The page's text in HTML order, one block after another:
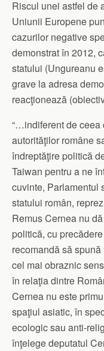
Riscul unei astfel de
Uniunii Europene
cazurilor negative
demonstrat în 2012,
statului (Ungureanu
grave la adresa
reacţionează
“…indiferent de ceea
autorităţilor române
îndreptăţire politică
Taiwan pentru a ne
cuvinte, Parlamentul
statului român,
Remus Cernea nu
politică, cu
recomandă să spună
cel mai obraznic
în relaţia dintre
Cernea nu este
spaţiul asiatic, în
ecologic sau anti-
înţelege deputatul